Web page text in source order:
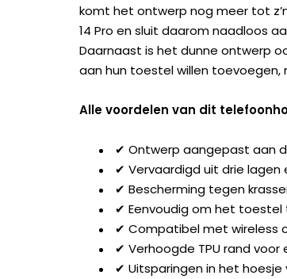
komt het ontwerp nog meer tot
14 Pro en sluit daarom naadloos
Daarnaast is het dunne ontwerp
aan hun toestel willen
Alle voordelen van dit
✔ Ontwerp aangepast aan
✔ Vervaardigd uit drie lagen
✔ Bescherming tegen
✔ Eenvoudig om het
✔ Compatibel met wireless
✔ Verhoogde TPU rand
✔ Uitsparingen in het